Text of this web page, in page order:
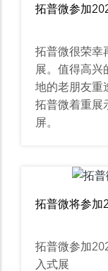
拓普微参加
拓普微很荣幸
展。值得高兴
地的老朋友重
拓普微着重展
屏。
拓普微将参加
拓普微参加
入式展